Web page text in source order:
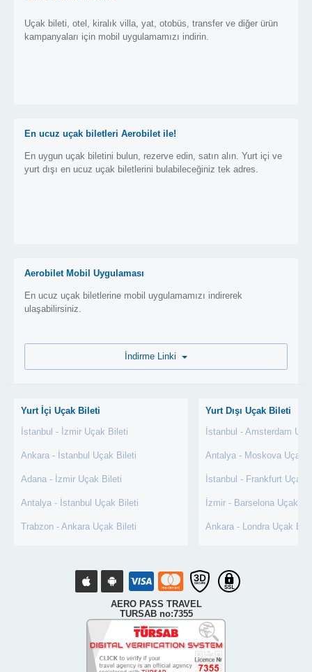
Uçak bileti, otel, kiralık villa, yat, otobüs, transfer ve diğer ürün
kampanyaları için mobil uygulamamızı indirin.
En ucuz uçak biletleri Aerobilet ile!
En uygun uçak biletini bulun, rezerve edin, satın alın. Yurt içi ve
yurt dışı en ucuz uçak biletlerini bulabileceğiniz tek adres.
Aerobilet Mobil Uygulaması
En ucuz uçak biletlerine mobil uygulamamızı indirerek
ulaşabilirsiniz.
Yurt İçi Uçak Bileti
İstanbul - İzmir Uçak Bileti
Ankara - İstanbul Uçak Bileti
Adana - İzmir Uçak Bileti
Antalya - İstanbul Uçak Bileti
Trabzon - Ankara Uçak Bileti
Yurt Dışı Uçak Bileti
İstanbul - Amsterdam
Antalya - Moskova Uçak
İstanbul - Frankfurt Uçak
İzmir - Barselona Uçak
Ankara - Londra Uçak
AERO PASS TRAVEL
TURSAB no:7355